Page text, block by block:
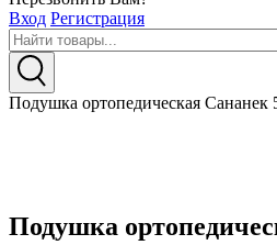
Вход Регистрация
Подушка ортопедическая Сананек
Подушка